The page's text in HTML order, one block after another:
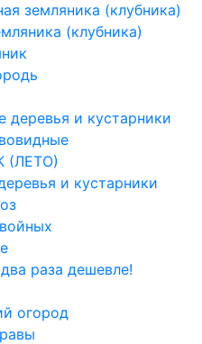
земляника (клубника)
(клубника)
деревья и кустарники
(ЛЕТО)
и кустарники
раза дешевле!
огород